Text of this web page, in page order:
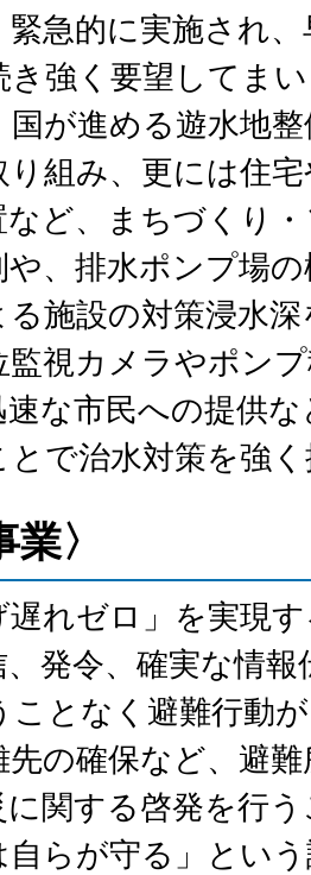
急的に実施され
き強く要望してま
が進める遊水地
り組み、更には住
など、まちづくり
、排水ポンプ場
施設の対策浸水
視カメラやポン
な市民への提供
とで治水対策を強
〉
遅れゼロ」を実現
発令、確実な情
ことなく避難行動
先の確保など、避
に関する啓発を行
自らが守る」とい